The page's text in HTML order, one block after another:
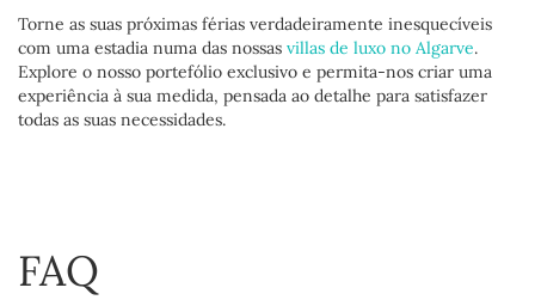
Torne as suas próximas férias verdadeiramente inesquecíveis
com uma estadia numa das nossas villas de luxo no Algarve.
Explore o nosso portefólio exclusivo e permita-nos criar uma
experiência à sua medida, pensada ao detalhe para satisfazer
todas as suas necessidades.
FAQ